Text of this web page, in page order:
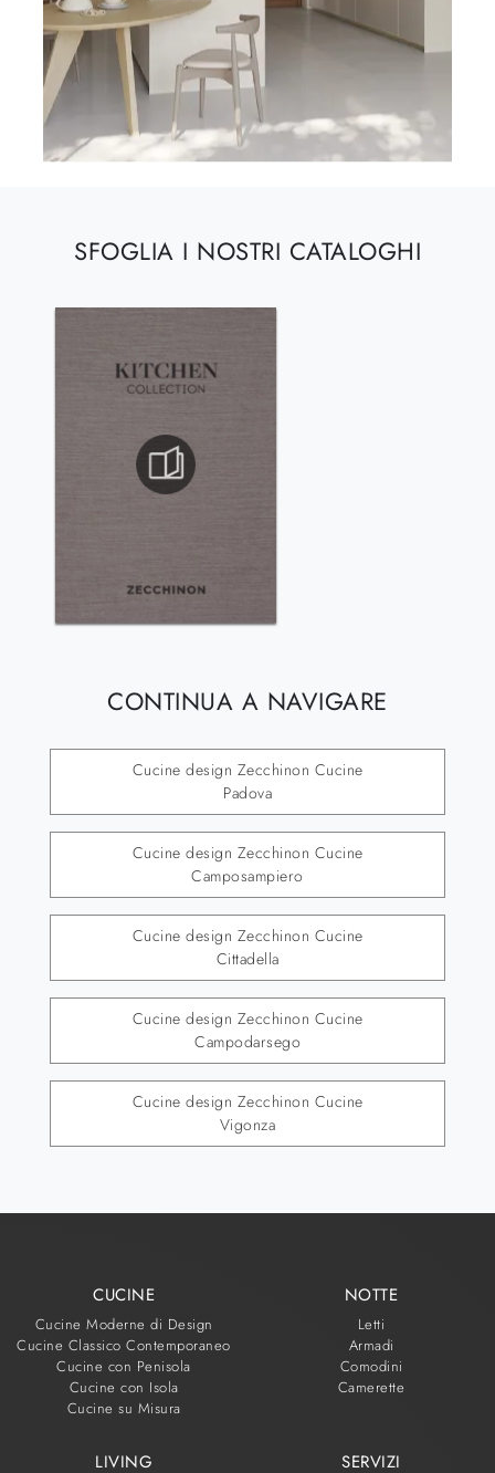
SFOGLIA I NOSTRI CATALOGHI
CONTINUA A NAVIGARE
Cucine design Zecchinon Cucine
Padova
Cucine design Zecchinon Cucine
Camposampiero
Cucine design Zecchinon Cucine
Cittadella
Cucine design Zecchinon Cucine
Campodarsego
Cucine design Zecchinon Cucine
Vigonza
CUCINE
Cucine Moderne di Design
Cucine Classico Contemporaneo
Cucine con Penisola
Cucine con Isola
Cucine su Misura
NOTTE
Letti
Armadi
Comodini
Camerette
LIVING SERVIZI